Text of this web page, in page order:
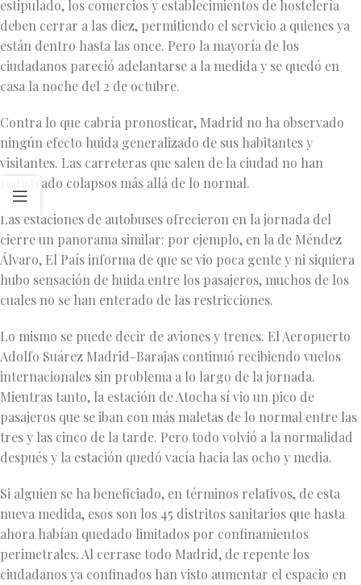
estipulado, los comercios y establecimientos de hostelería
deben cerrar a las diez, permitiendo el servicio a quienes ya
están dentro hasta las once. Pero la mayoría de los
ciudadanos pareció adelantarse a la medida y se quedó en
casa la noche del 2 de octubre.
Contra lo que cabría pronosticar, Madrid no ha observado
ningún efecto huida generalizado de sus habitantes y
visitantes. Las carreteras que salen de la ciudad no han
registrado colapsos más allá de lo normal.
Las estaciones de autobuses ofrecieron en la jornada del
cierre un panorama similar: por ejemplo, en la de Méndez
Álvaro, El País informa de que se vio poca gente y ni siquiera
hubo sensación de huida entre los pasajeros, muchos de los
cuales no se han enterado de las restricciones.
Lo mismo se puede decir de aviones y trenes. El Aeropuerto
Adolfo Suárez Madrid-Barajas continuó recibiendo vuelos
internacionales sin problema a lo largo de la jornada.
Mientras tanto, la estación de Atocha sí vio un pico de
pasajeros que se iban con más maletas de lo normal entre las
tres y las cinco de la tarde. Pero todo volvió a la normalidad
después y la estación quedó vacía hacia las ocho y media.
Si alguien se ha beneficiado, en términos relativos, de esta
nueva medida, esos son los 45 distritos sanitarios que hasta
ahora habían quedado limitados por confinamientos
perimetrales. Al cerrase todo Madrid, de repente los
ciudadanos ya confinados han visto aumentar el espacio en